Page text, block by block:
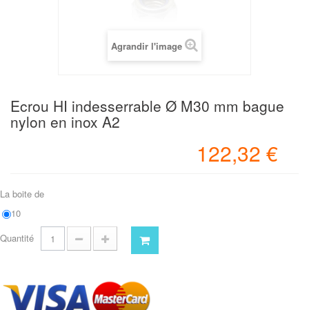
Agrandir l'image
Ecrou HI indesserrable Ø M30 mm bague
nylon en inox A2
122,32 €
La boite de
10
Quantité